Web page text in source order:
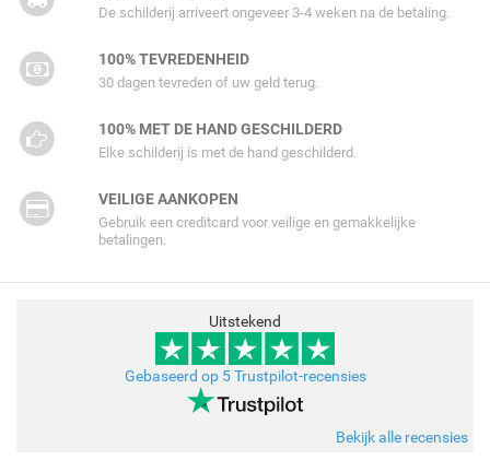
De schilderij arriveert ongeveer 3-4 weken na de betaling.
100% TEVREDENHEID
30 dagen tevreden of uw geld terug.
100% MET DE HAND GESCHILDERD
Elke schilderij is met de hand geschilderd.
VEILIGE AANKOPEN
Gebruik een creditcard voor veilige en gemakkelijke
betalingen.
Uitstekend
Gebaseerd op 5 Trustpilot-recensies
Bekijk alle recensies